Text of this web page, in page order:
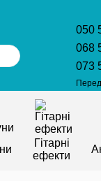
050
068
073
Гітарні
ефекти